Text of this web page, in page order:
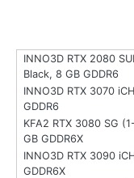
INNO3D RTX 2080
Black, 8 GB GDDR6
INNO3D RTX 3070
GDDR6
KFA2 RTX 3080 SG
GB GDDR6X
INNO3D RTX 3090
GDDR6X